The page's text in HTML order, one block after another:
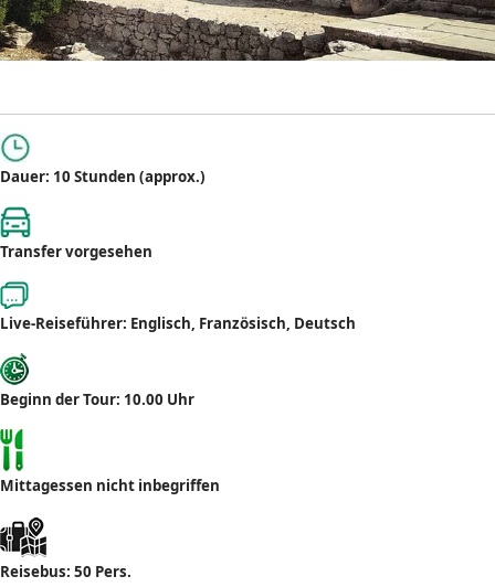
Dauer: 10 Stunden (approx.)
Transfer vorgesehen
Live-Reiseführer: Englisch, Französisch, Deutsch
Beginn der Tour: 10.00 Uhr
Mittagessen nicht inbegriffen
Reisebus: 50 Pers.